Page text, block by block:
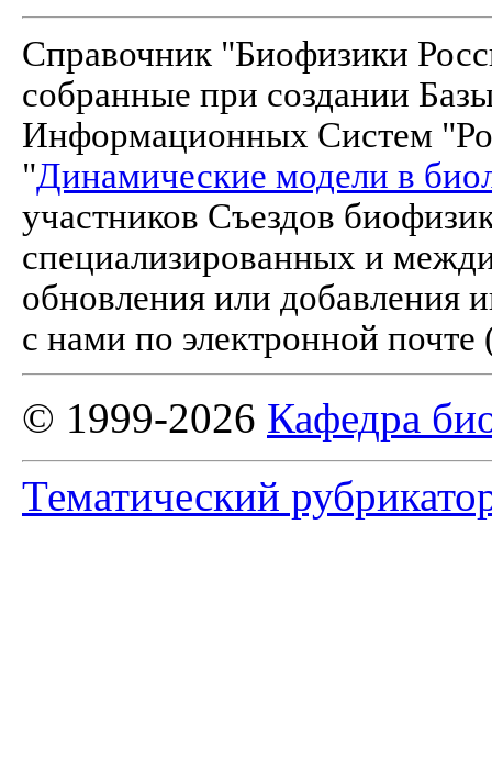
Справочник "Биофизики
собранные при создании
Информационных Систем
"Динамические модели в
участников Съездов
специализированных и
обновления или добавления
с нами по электронной почте
© 1999-2026 Кафедра
Тематический